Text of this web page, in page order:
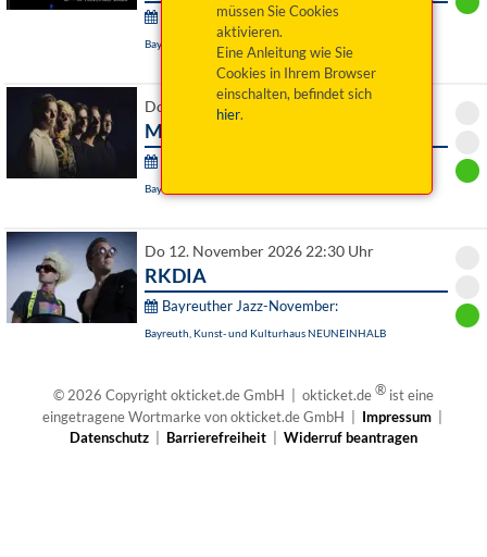
müssen Sie Cookies
aktivieren.
Eine Anleitung wie Sie
Cookies in Ihrem Browser
einschalten, befindet sich
hier.
Bayreuther Jazz-November:
Bayreuth, Bechersaal
Do 12. November 2026 19:30 Uhr
Marius Neset »Cabaret«
Bayreuth, Bechersaal
Do 12. November 2026 22:30 Uhr
RKDIA
Bayreuther Jazz-November:
Bayreuth, Kunst- und Kulturhaus NEUNEINHALB
© 2026 Copyright okticket.de GmbH | okticket.de® ist eine
eingetragene Wortmarke von okticket.de GmbH | Impressum|
Datenschutz
Barrierefreiheit Widerruf beantragen